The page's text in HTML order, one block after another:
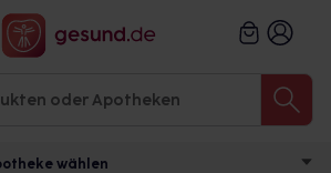
wählen